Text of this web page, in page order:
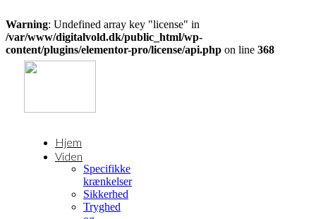
Warning: Undefined array key "license" in
/var/www/digitalvold.dk/public_html/wp-
content/plugins/elementor-pro/license/api.php on line 368
Hjem
Viden
Specifikke
krænkelser
Sikkerhed
Tryghed